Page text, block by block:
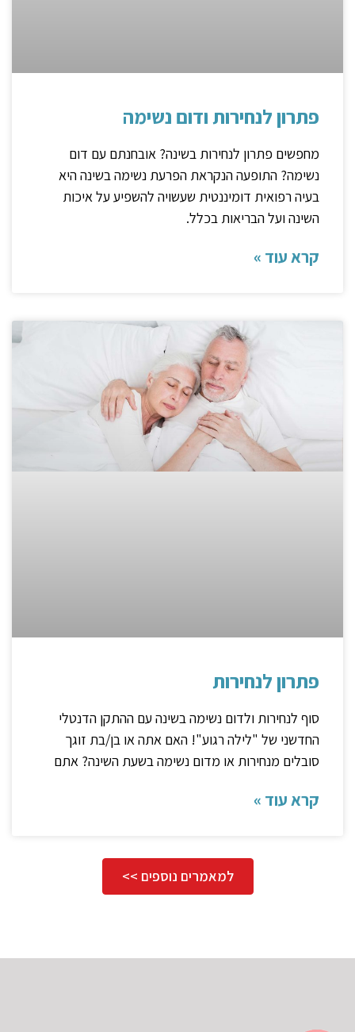
פתרון לנחירות ודום נשימה
מחפשים פתרון לנחירות בשינה? אובחנתם עם דום
נשימה? התופעה הנקראת הפרעת נשימה בשינה היא
בעיה רפואית דומיננטית שעשויה להשפיע על איכות
השינה ועל הבריאות בכלל.
קרא עוד »
פתרון לנחירות
סוף לנחירות ולדום נשימה בשינה עם ההתקן הדנטלי
החדשני של "לילה רגוע"! האם אתה או בן/בת זוגך
סובלים מנחירות או מדום נשימה בשעת השינה? אתם
קרא עוד »
למאמרים נוספים >>